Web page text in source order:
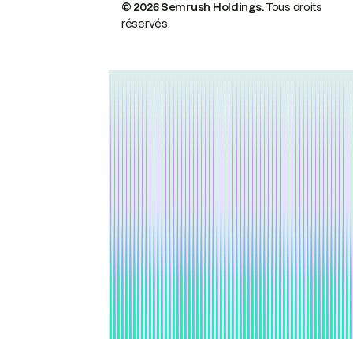
© 2026 Semrush Holdings.Tous droits
réservés.